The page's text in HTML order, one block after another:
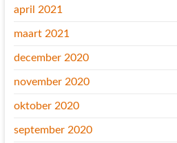
april 2021
maart 2021
december 2020
november 2020
oktober 2020
september 2020